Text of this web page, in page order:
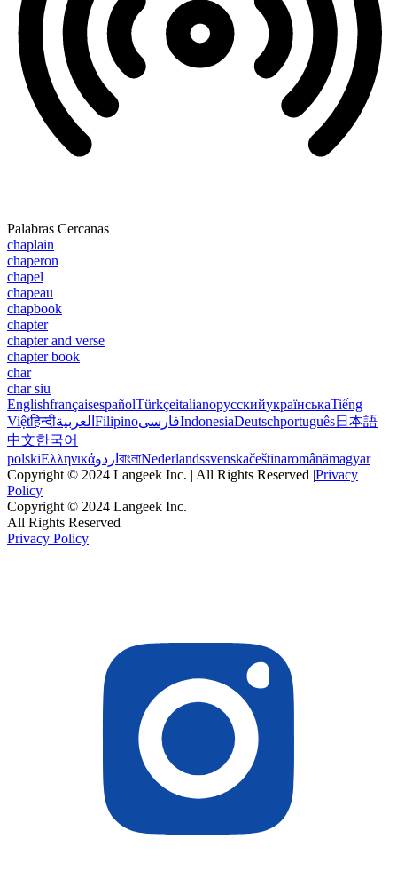
Palabras Cercanas
chaplain
chaperon
chapel
chapeau
chapbook
chapter
chapter and verse
chapter book
char
char siu
EnglishfrançaisespañolTürkçeitalianoрусскийукраїнськаTiếng
Việtहिन्दीالعربية FilipinoفارسیIndonesiaDeutschportuguês日本語
中文한국어
polskiΕλληνικάاردو বাংলাNederlandssvenskačeštinaromânămagyar
Copyright © 2024 Langeek Inc. | All Rights Reserved |Privacy
Policy
Copyright © 2024 Langeek Inc.
All Rights Reserved
Privacy Policy